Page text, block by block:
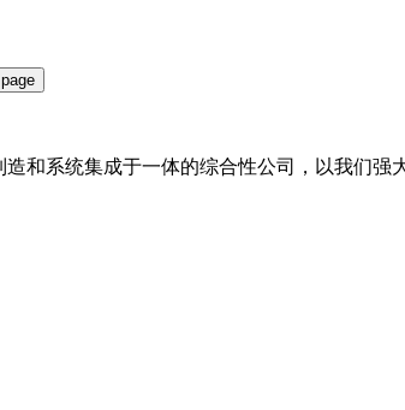
和系统集成于一体的综合性公司，以我们